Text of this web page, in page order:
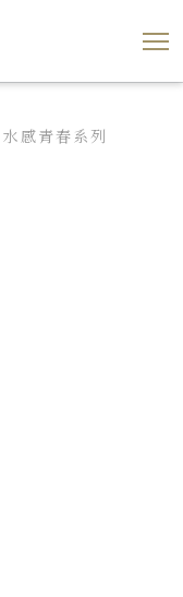
水感青春系列